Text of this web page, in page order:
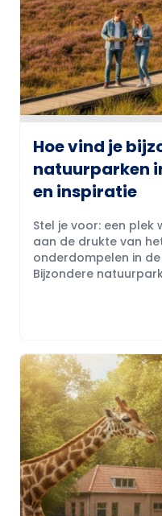
Hoe vind je
natuurparken
en inspiratie
Stel je voor: een
aan de drukte van
onderdompelen in
Bijzondere